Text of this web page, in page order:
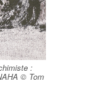
:
© Tom